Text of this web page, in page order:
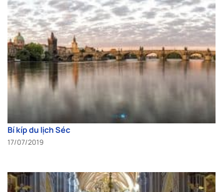
Bí kíp du lịch Séc
17/07/2019